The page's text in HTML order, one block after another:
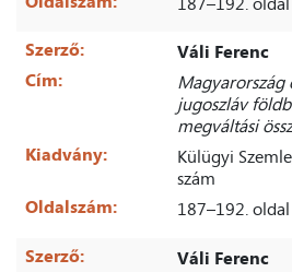
Szerző:
Váli Ferenc
Cím:
Magyarország
jugoszláv
megváltási
Kiadvány:
Külügyi
szám
Oldalszám:
187–192. oldal
Szerző:
Váli Ferenc